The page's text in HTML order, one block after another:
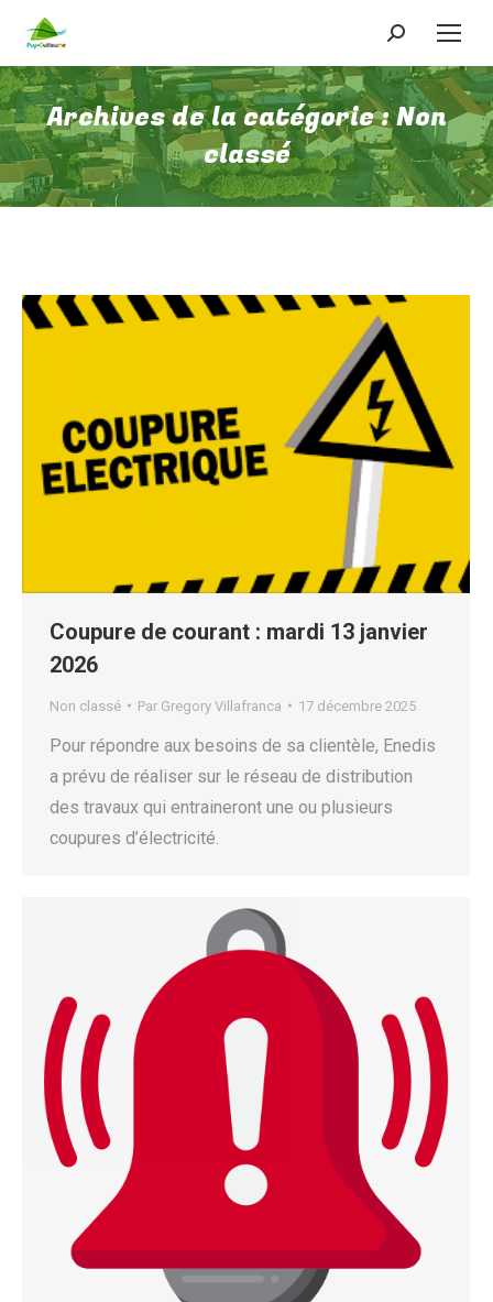
Recherche
:
Archives de la catégorie :Non
classé
Coupure de courant : mardi 13 janvier
2026
Non classé Par Gregory Villafranca 17 décembre 2025
Pour répondre aux besoins de sa clientèle, Enedis
a prévu de réaliser sur le réseau de distribution
des travaux qui entraineront une ou plusieurs
coupures d’électricité.